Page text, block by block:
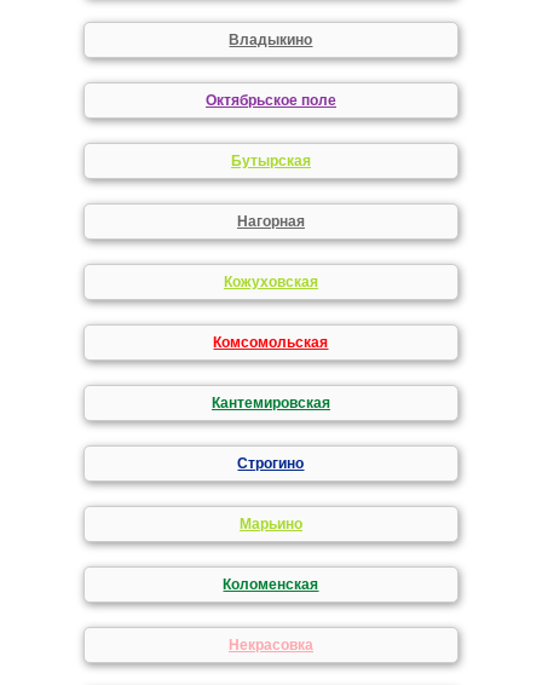
Владыкино
Октябрьское поле
Бутырская
Нагорная
Кожуховская
Комсомольская
Кантемировская
Строгино
Марьино
Коломенская
Некрасовка